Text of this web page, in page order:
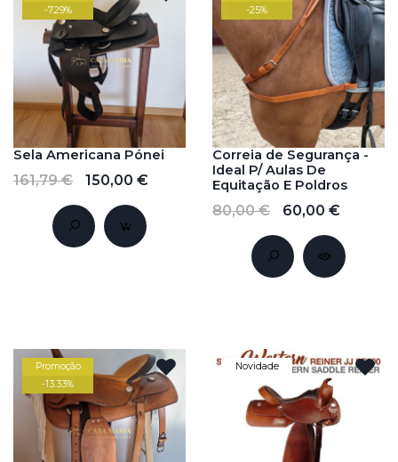
-7.29%
Sela Americana Pónei
161,79 € 150,00 €
-25%
Correia de Segurança -
Ideal P/ Aulas De
Equitação E Poldros
80,00 € 60,00 €
Promoção
-13.33%
Novidade